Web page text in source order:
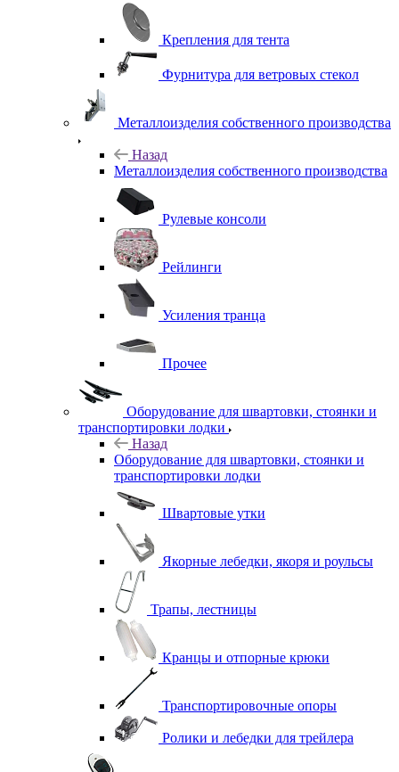
Крепления для тента
Фурнитура для ветровых стекол
Металлоизделия собственного производства
Назад
Металлоизделия собственного производства
Рулевые консоли
Рейлинги
Усиления транца
Прочее
Оборудование для швартовки, стоянки и
транспортировки лодки
Назад
Оборудование для швартовки, стоянки и
транспортировки лодки
Швартовые утки
Якорные лебедки, якоря и роульсы
Трапы, лестницы
Кранцы и отпорные крюки
Транспортировочные опоры
Ролики и лебедки для трейлера